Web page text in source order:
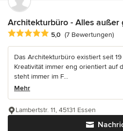
Architekturbüro - Alles außer
Durchschnittliche Bewertung: 5
5,0 (7 Bewertungen)
Das Architekturbüro existiert seit
Kreativität immer eng orientiert auf
steht immer im F...
Mehr
Lambertstr. 11, 45131 Essen